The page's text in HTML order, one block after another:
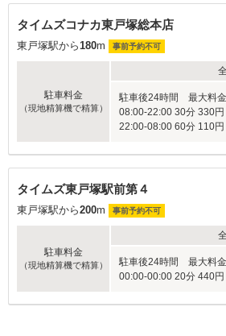
タイムズコナカ東戸塚総本店
東戸塚駅から180m 事前予約不可
駐車料金
（現地精算機で精算）
駐車後24時間 最大料
08:00-22:00 30分 330円
22:00-08:00 60分 110円
タイムズ東戸塚駅前第４
東戸塚駅から200m 事前予約不可
駐車料金
（現地精算機で精算）
駐車後24時間 最大料
00:00-00:00 20分 440円